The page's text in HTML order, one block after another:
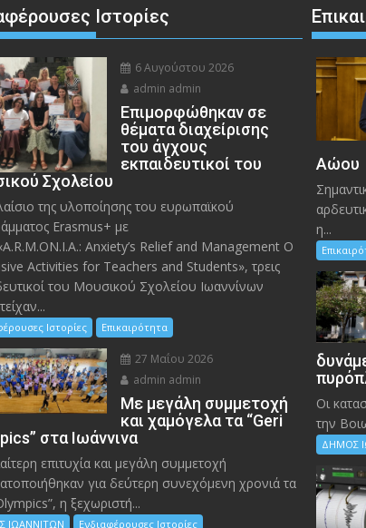
Ιστορίες
6 Αυγούστου 2026
admin admin
Eπιμορφώθηκαν σε
θέματα διαχείρισης
του άγχους
εκπαιδευτικοί του
Σχολείου
της υλοποίησης του ευρωπαϊκού
Erasmus+ με
Anxiety’s Relief and Management O
Activities for Teachers and Students», τρεις
του Μουσικού Σχολείου Ιωαννίνων
Ιστορίες Επικαιρότητα
27 Μαΐου 2026
admin admin
Με μεγάλη συμμετοχή
και χαμόγελα τα “Geri
στα Ιωάννινα
επιτυχία και μεγάλη συμμετοχή
για δεύτερη συνεχόμενη χρονιά τα
η ξεχωριστή...
ΙΩΑΝΝΙΤΩΝ Ενδιαφέρουσες Ιστορίες
Αώου
η...
Οι
την
ΔΗΜΟΣ